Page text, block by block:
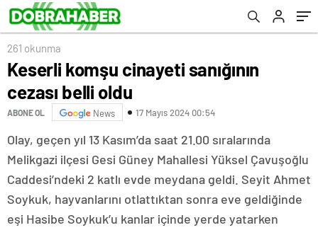
261 okunma
Keserli komşu cinayeti sanığının
cezası belli oldu
ABONE OL News 17 Mayıs 2024 00:54
Olay, geçen yıl 13 Kasım’da saat 21.00 sıralarında
Melikgazi ilçesi Gesi Güney Mahallesi Yüksel Çavuşoğlu
Caddesi’ndeki 2 katlı evde meydana geldi. Seyit Ahmet
Soykuk, hayvanlarını otlattıktan sonra eve geldiğinde
eşi Hasibe Soykuk’u kanlar içinde yerde yatarken